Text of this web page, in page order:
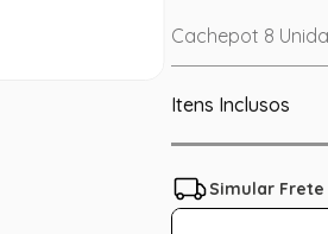
Cachepot 8
Itens Inclusos